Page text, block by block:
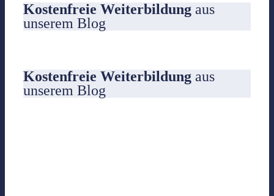
Blog
Kostenfreie und aktuelle Informationen für alle
Glossar
Begriffe und Inhalte kurz nachschlagen
Kostenfreie Weiterbildung aus
unserem Blog
Kostenfreie Weiterbildung aus
unserem Blog